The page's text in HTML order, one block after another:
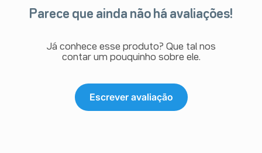
Parece que ainda não há avaliações!
Já conhece esse produto? Que tal nos
contar um pouquinho sobre ele.
Escrever avaliação